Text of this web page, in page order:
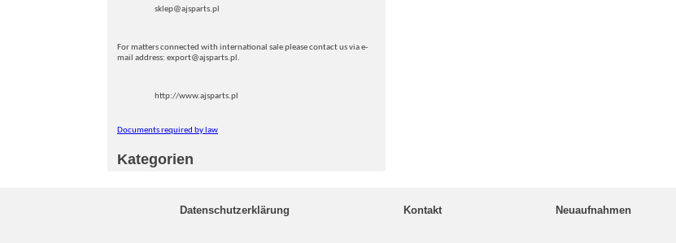
sklep@ajsparts.pl
For matters connected with international sale please contact us via e-
mail address: export@ajsparts.pl.
http://www.ajsparts.pl
Documents required by law
Kategorien
Datenschutzerklärung Kontakt Neuaufnahmen